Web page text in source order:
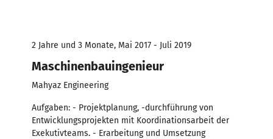
2 Jahre und 3 Monate, Mai 2017 - Juli 2019
Maschinenbauingenieur
Mahyaz Engineering
Aufgaben: - Projektplanung, -durchführung von
Entwicklungsprojekten mit Koordinationsarbeit der
Exekutivteams. - Erarbeitung und Umsetzung